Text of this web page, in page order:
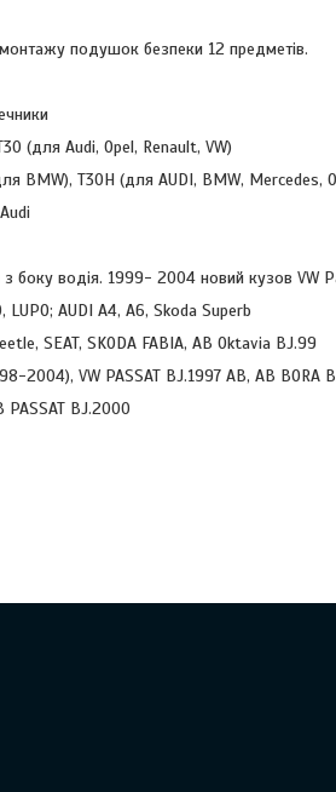
подушок безпеки 12 предметів.
(для Audi, Opel, Renault, VW)
BMW), Т30Н (для AUDI, BMW, Mercedes,
боку водія. 1999- 2004 новий кузов VW
AUDI A4, A6, Skoda Superb
SEAT, SKODA FABIA, AB Oktavia BJ.99
2004), VW PASSAT BJ.1997 AB, AB BORA
PASSAT BJ.2000